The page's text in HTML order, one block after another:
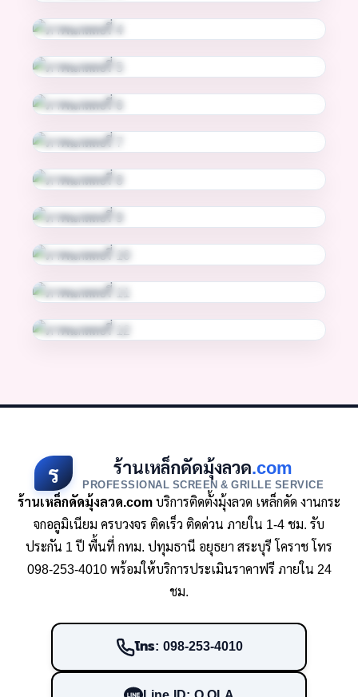
ร ร้านเหล็กดัดมุ้งลวด.com
PROFESSIONAL SCREEN & GRILLE SERVICE
ร้านเหล็กดัดมุ้งลวด.comบริการติดตั้งมุ้งลวด เหล็กดัด งานกระ
จกอลูมิเนียม ครบวงจร ติดเร็ว ติดด่วน ภายใน 1-4 ชม. รับ
ประกัน 1 ปี พื้นที่ กทม. ปทุมธานี อยุธยา สระบุรี โคราช โทร
098-253-4010 พร้อมให้บริการประเมินราคาฟรี ภายใน 24
ชม.
โทร: 098-253-4010